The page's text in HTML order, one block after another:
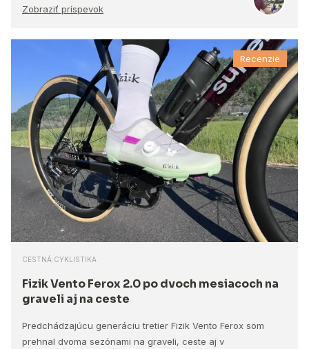
Zobraziť príspevok
Recenzie
CESTNÁ CYKLISTIKA
Fizik Vento Ferox 2.0 po dvoch mesiacoch na
graveli aj na ceste
Predchádzajúcu generáciu tretier Fizik Vento Ferox som
prehnal dvoma sezónami na graveli, ceste aj v